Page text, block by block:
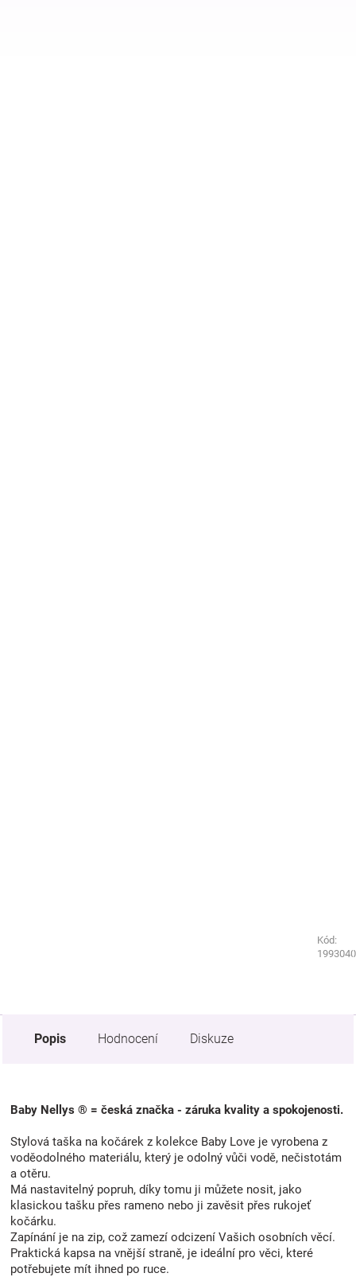
Kód:
Kód:
Popis Hodnocení Diskuze
Baby Nellys ® = česká značka - záruka kvality a spokojenosti.
Stylová taška na kočárek z kolekce Baby Love je vyrobena z
voděodolného materiálu, který je odolný vůči vodě, nečistotám
a otěru.
Má nastavitelný popruh, díky tomu ji můžete nosit, jako
klasickou tašku přes rameno nebo ji zavěsit přes rukojeť
kočárku.
Zapínání je na zip, což zamezí odcizení Vašich osobních věcí.
Praktická kapsa na vnější straně, je ideální pro věci, které
potřebujete mít ihned po ruce.